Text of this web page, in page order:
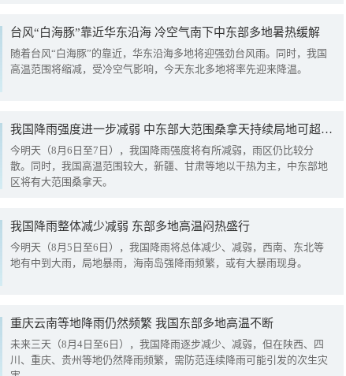
台风“白海豚”靠近华东沿海 冷空气南下中东部多地暑热缓解
随着台风“白海豚”的靠近，华东沿海多地将迎强劲台风雨。同时，我国
高温范围将缩减，受冷空气影响，今天东北多地将率先迎来降温。
我国降雨强度进一步减弱 中东部大范围桑拿天持续局地可超38℃
今明天（8月6日至7日），我国降雨强度将有所减弱，雨区仍比较分
散。同时，我国高温范围较大，新疆、甘肃等地以干热为主，中东部地
区将有大范围桑拿天。
我国降雨整体减少减弱 东部多地高温闷热盛行
今明天（8月5日至6日），我国降雨将总体减少、减弱，西南、东北等
地有中到大雨，局地暴雨，海南岛强降雨频繁，或有大暴雨现身。
重庆云南等地降雨仍然频繁 我国东部多地高温不断
未来三天（8月4日至6日），我国降雨逐步减少、减弱，但在陕西、四
川、重庆、贵州等地仍然降雨频繁，需防范连续降雨可能引发的次生灾